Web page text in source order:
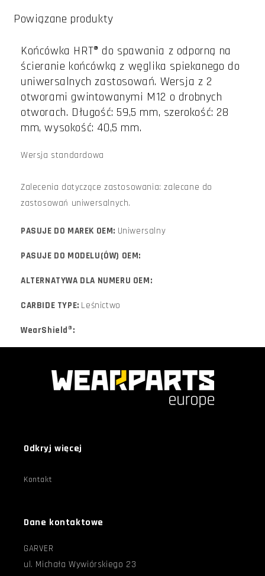
Powiązane produkty
Końcówka HRT® do spawania z odporną na
ścieranie końcówką z węglika spiekanego do
uniwersalnych zastosowań. Wersja z 2
otworami gwintowanymi M12 o drobnych
otworach. Długość: 59,5 mm, szerokość: 28
mm, wysokość: 40,5 mm.
Wersja standardowa
Zalecenia dotyczące zastosowania: zalecane do
zastosowań uniwersalnych.
PASUJE DO MAREK OEM: Uniwersalny
PASUJE DO MODELU(ÓW) OEM:
ALTERNATYWA DLA NUMERU OEM:
CARBIDE TYPE: Leśnictwo
WearShield®:
Odkryj więcej
Kontakt
Dane kontaktowe
GARVER
ul. Michała Wywiórskiego 23